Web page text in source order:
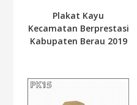
Plakat Kayu
Kecamatan Berprestasi
Kabupaten Berau 2019